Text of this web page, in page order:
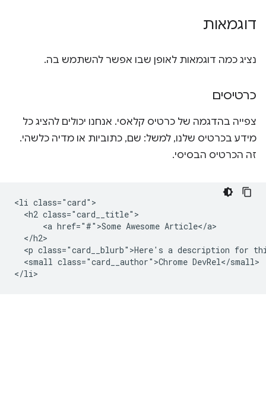
דוגמאות
נציג כמה דוגמאות לאופן שבו אפשר להשתמש בה.
כרטיסים
צפייה בהדגמה של כרטיס קלאסי. אנחנו יכולים להציג כל
מידע בכרטיס שלנו, למשל: שם, כתוביות או מדיה כלשהי.
זה הכרטיס הבסיסי.
<li class="card">
  <h2 class="card__title">
      <a href="#">Some Awesome Article</a>
  </h2>
<p class="card__blurb">Here's a description for
  <small class="card__author">Chrome DevRel</small>